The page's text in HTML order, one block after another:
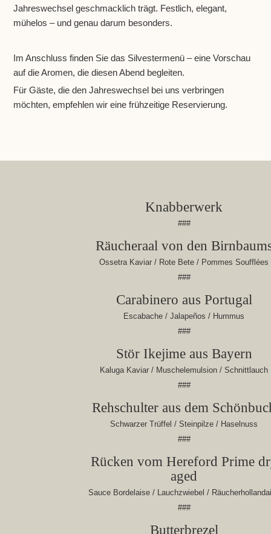
Jahreswechsel geschmacklich trägt. Festlich, elegant,
mühelos – und genau darum besonders.
Im Anschluss finden Sie das Silvestermenü – eine Vorschau
auf die Aromen, die diesen Abend begleiten.
Für Gäste, die den Jahreswechsel bei uns verbringen
möchten, empfehlen wir eine frühzeitige Reservierung.
Knabberwerk
###
Räucheraal von den
Ossetra Kaviar / Rote Bete / Pommes Soufflées
###
Carabinero aus Portugal
Escabache / Jalapeños / Hummus
###
Stör Ikejime aus Bayern
Kaluga Kaviar / Muschelemulsion / Schnittlauch
###
Rehschulter aus dem
Schwarzer Trüffel / Steinpilze / Haselnuss
###
Rücken vom Hereford Prime
aged
Sauce Bordelaise / Lauchzwiebel /
###
Butterbrezel